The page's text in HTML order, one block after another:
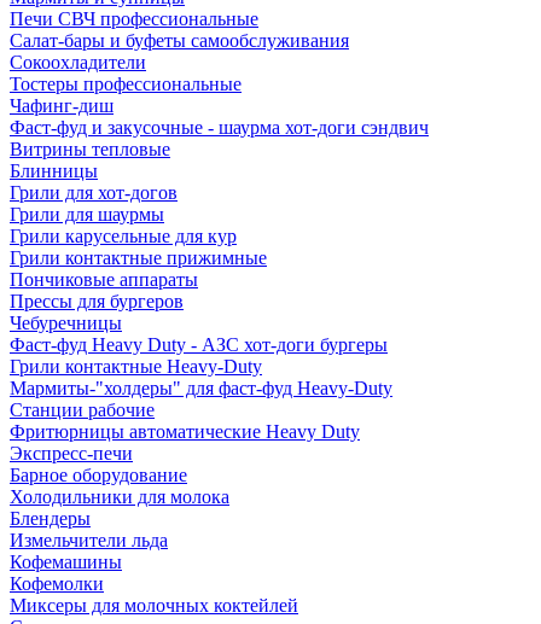
Печи СВЧ профессиональные
Салат-бары и буфеты самообслуживания
Сокоохладители
Тостеры профессиональные
Чафинг-диш
Фаст-фуд и закусочные - шаурма хот-доги сэндвич
Витрины тепловые
Блинницы
Грили для хот-догов
Грили для шаурмы
Грили карусельные для кур
Грили контактные прижимные
Пончиковые аппараты
Прессы для бургеров
Чебуречницы
Фаст-фуд Heavy Duty - АЗС хот-доги бургеры
Грили контактные Heavy-Duty
Мармиты-"холдеры" для фаст-фуд Heavy-Duty
Станции рабочие
Фритюрницы автоматические Heavy Duty
Экспресс-печи
Барное оборудование
Холодильники для молока
Блендеры
Измельчители льда
Кофемашины
Кофемолки
Миксеры для молочных коктейлей